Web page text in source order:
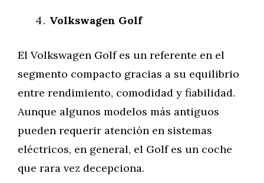
Volkswagen Golf
El Volkswagen Golf es un referente en el
segmento compacto gracias a su equilibrio
entre rendimiento, comodidad y fiabilidad.
Aunque algunos modelos más antiguos
pueden requerir atención en sistemas
eléctricos, en general, el Golf es un coche
que rara vez decepciona.